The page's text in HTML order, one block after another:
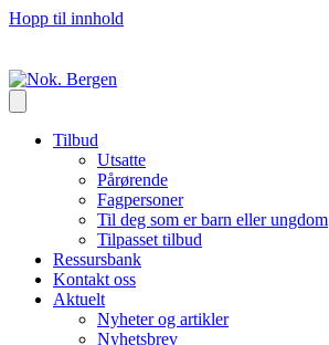
Hopp til innhold
Tilbud
Utsatte
Pårørende
Fagpersoner
Til deg som er barn eller ungdom
Tilpasset tilbud
Ressursbank
Kontakt oss
Aktuelt
Nyheter og artikler
Nyhetsbrev